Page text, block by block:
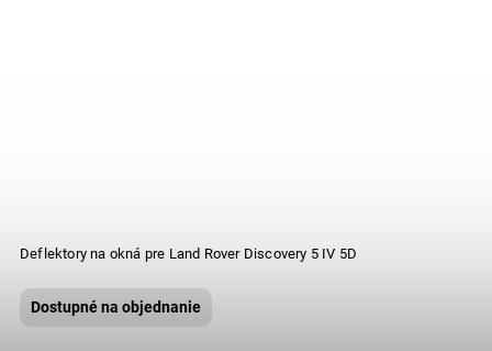
Deflektory na okná pre Land Rover Discovery 5 IV 5D
Dostupné na objednanie